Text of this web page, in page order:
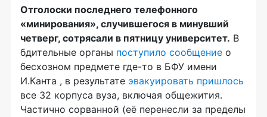
Отголоски последнего телефонного
«минирования», случившегося в минувший
четверг, сотрясали в пятницу университет. В
бдительные органы поступило сообщение о
бесхозном предмете где-то в БФУ имени
И.Канта , в результате эвакуировать пришлось
все 32 корпуса вуза, включая общежития.
Частично сорванной (её перенесли за пределы